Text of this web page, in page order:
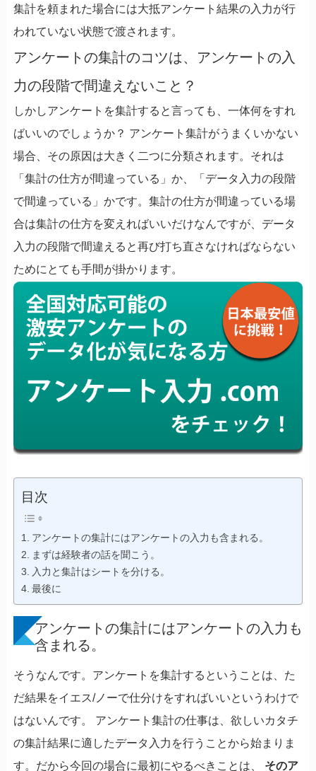
集計を頼まれた場合には大抵アンケート結果の入力が行
われていない状態で渡されます。
アンケートの集計のコツは、アンケートの入
力の段階で間違えないこと？
しかしアンケートを集計すると言っても、一体何をすれ
ばいいのでしょうか？ アンケート集計がうまくいかない
場合、その原因は大きく二つに分類されます。それは
「集計の仕方が間違っている」か、「データ入力の段階
で間違っている」かです。集計の仕方が間違っている場
合は集計の仕方を変えればいいだけなんですが、データ
入力の段階で間違えると再び打ち直さなければならない
ためにとても手間が掛かります。
目次
アンケートの集計にはアンケートの入力も含まれる。
まずは経験者の話を聞こう。
入力と集計はシートを分ける。
最後に
アンケートの集計にはアンケートの入力も
含まれる。
そうなんです。アンケートを集計するということは、た
だ結果をイエス/ノーで仕分けをすればいいというわけで
はないんです。 アンケート集計の仕事は、欲しいカタチ
の集計結果に適したデータ入力を行うことから始まりま
す。だから今回の場合に最初にやるべきことは、 そのア